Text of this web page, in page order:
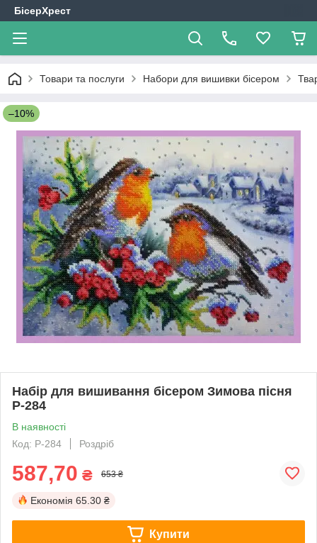
БісерХрест
Товари та послуги Набори для вишивки бісером
–10%
Набір для вишивання бісером Зимова пісня
Р-284
В наявності
Код: Р-284
Роздріб
587,70 ₴ 653 ₴
Економія 65.30 ₴
Купити